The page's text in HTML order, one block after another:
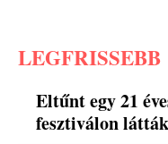
LEGFRISSEBB
Eltűnt egy 21
fesztiválon